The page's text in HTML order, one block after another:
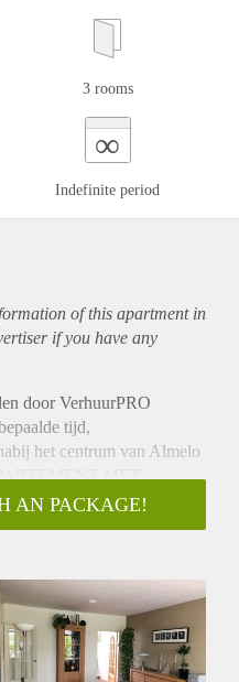
3 rooms
∞
Indefinite period
of this apartmentin
if you have any
door VerhuurPRO
tijd,
het centrum van Almelo
MET
vindt u o.a. een
uitvalswegen zijn vlot te
het souterrain en
AN PACKAGE!